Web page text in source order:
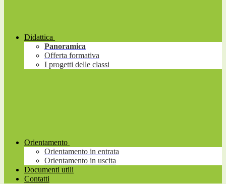
Didattica
Panoramica
Offerta formativa
I progetti delle classi
Orientamento
Orientamento in entrata
Orientamento in uscita
Documenti utili
Contatti